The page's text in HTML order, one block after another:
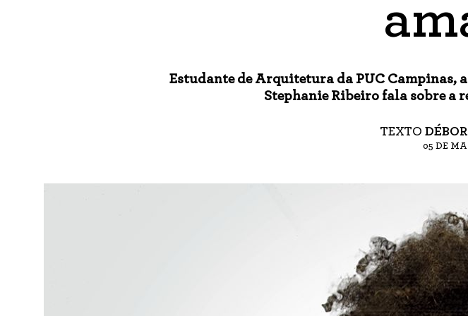
Estudante de Arquitetura da PUC
Stephanie Ribeiro fala sobre a
TEXTO
05 DE